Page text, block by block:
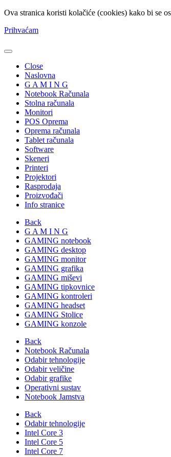
Ova stranica koristi kolačiće (cookies) kako bi se
Prihvaćam
Close
Naslovna
G A M I N G
Notebook Računala
Stolna računala
Monitori
POS Oprema
Oprema računala
Tablet računala
Software
Skeneri
Printeri
Projektori
Rasprodaja
Proizvođači
Info stranice
Back
G A M I N G
GAMING notebook
GAMING desktop
GAMING monitor
GAMING grafika
GAMING miševi
GAMING tipkovnice
GAMING kontroleri
GAMING headset
GAMING Stolice
GAMING konzole
Back
Notebook Računala
Odabir tehnologije
Odabir veličine
Odabir grafike
Operativni sustav
Notebook Jamstva
Back
Odabir tehnologije
Intel Core 3
Intel Core 5
Intel Core 7